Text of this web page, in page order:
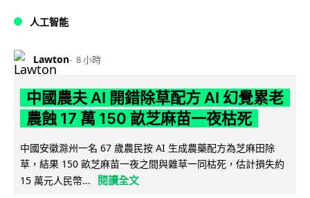
人工智能
Lawton 8 小時
中國農夫 AI 開錯除草配方 AI 幻覺累老
農蝕 17 萬 150 畝芝麻苗一夜枯死
中國安徽滁州一名 67 歲農民按 AI 生成農藥配方為芝麻田除
草，結果 150 畝芝麻苗一夜之間與雜草一同枯死，估計損失約
15 萬元人民幣...
閱讀全文